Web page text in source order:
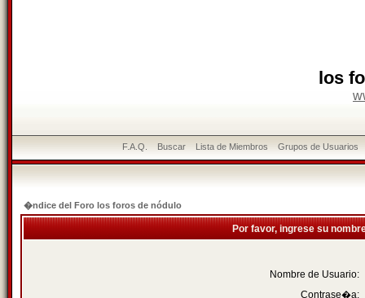
los
F.A.Q. Buscar Lista de Miembros Grupos de Usuarios
�ndice del Foro los foros de nódulo
Por favor, ingrese su
Nombre de Usuario:
Contrase�a: